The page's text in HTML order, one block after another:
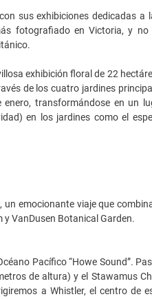
sus exhibiciones dedicadas
fotografiado en Victoria, y
exhibición floral de 22
de los cuatro jardines
transformándose en un
en los jardines como el
emocionante viaje que
VanDusen Botanical Garden.
Pacífico “Howe Sound”.
de altura) y el Stawamus
a Whistler, el centro de